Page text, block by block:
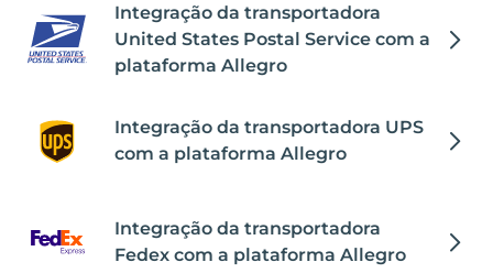
Integração da transportadora
United States Postal Service com a
plataforma Allegro
Integração da transportadora UPS
com a plataforma Allegro
Integração da transportadora
Fedex com a plataforma Allegro